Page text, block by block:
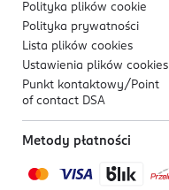
Polityka plików cookie
Polityka prywatności
Lista plików cookies
Ustawienia plików cookies
Punkt kontaktowy/ Point
of contact DSA
Metody płatności